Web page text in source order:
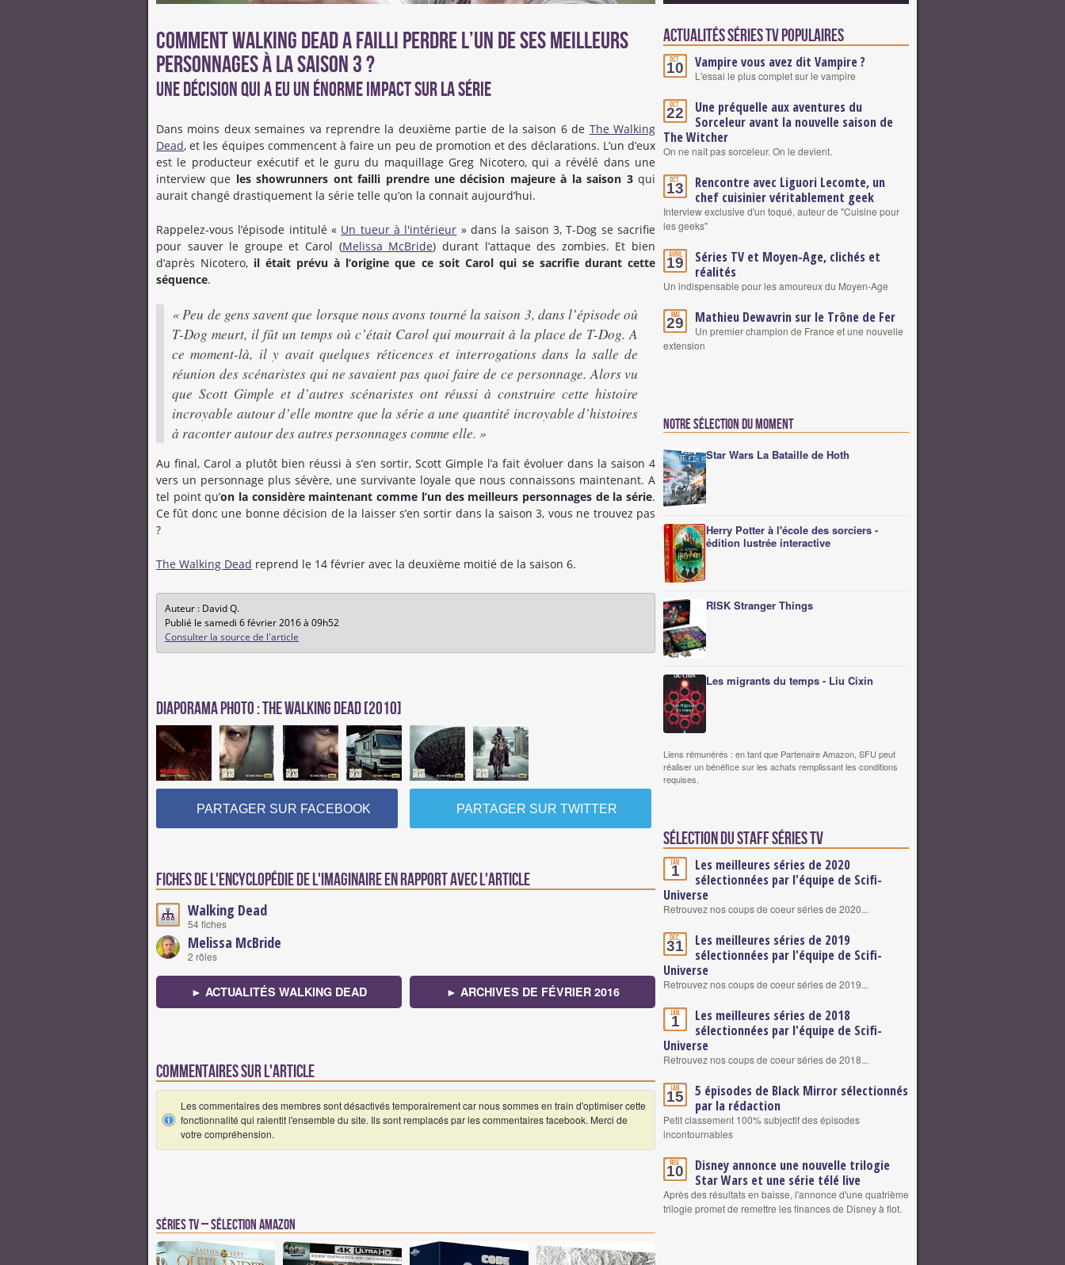
Comment Walking Dead a failli perdre l’un de ses meilleurs
personnages à la saison 3 ?
Une décision qui a eu un énorme impact sur la série
Dans moins deux semaines va reprendre la deuxième partie de la saison 6 de The Walking
Dead, et les équipes commencent à faire un peu de promotion et des déclarations. L’un d’eux
est le producteur exécutif et le guru du maquillage Greg Nicotero, qui a révélé dans une
interview que les showrunners ont failli prendre une décision majeure à la saison 3qui
aurait changé drastiquement la série telle qu’on la connait aujourd’hui.
Rappelez-vous l’épisode intitulé « Un tueur à l'intérieur » dans la saison 3, T-Dog se sacrifie
pour sauver le groupe et Carol (Melissa McBride) durant l’attaque des zombies. Et bien
d’après Nicotero, il était prévu à l’origine que ce soit Carol qui se sacrifie durant cette
séquence.
« Peu de gens savent que lorsque nous avons tourné la saison 3, dans l’épisode où
T-Dog meurt, il fût un temps où c’était Carol qui mourrait à la place de T-Dog. A
ce moment-là, il y avait quelques réticences et interrogations dans la salle de
réunion des scénaristes qui ne savaient pas quoi faire de ce personnage. Alors vu
que Scott Gimple et d’autres scénaristes ont réussi à construire cette histoire
incroyable autour d’elle montre que la série a une quantité incroyable d’histoires
à raconter autour des autres personnages comme elle. »
Au final, Carol a plutôt bien réussi à s’en sortir, Scott Gimple l’a fait évoluer dans la saison 4
vers un personnage plus sévère, une survivante loyale que nous connaissons maintenant. A
tel point qu’on la considère maintenant comme l’un des meilleurs personnages de la série.
Ce fût donc une bonne décision de la laisser s’en sortir dans la saison 3, vous ne trouvez pas
?
The Walking Dead reprend le 14 février avec la deuxième moitié de la saison 6.
Auteur : David Q.
Publié le samedi 6 février 2016 à 09h52
Consulter la source de l'article
Diaporama photo : The Walking Dead [2010]
PARTAGER SUR FACEBOOK PARTAGER SUR TWITTER
Fiches de l'encyclopédie de l'imaginaire en rapport avec l'article
Walking Dead
54 fiches
Melissa McBride
2 rôles
► ACTUALITÉS WALKING DEAD ► ARCHIVES DE FÉVRIER 2016
Commentaires sur l'article
Les commentaires des membres sont désactivés temporairement car nous sommes en train d'optimiser cette
fonctionnalité qui ralentit l'ensemble du site. Ils sont remplacés par les commentaires facebook. Merci de
votre compréhension.
Séries TV – Sélection Amazon
Actualités Séries TV populaires
Oct.
10 Vampire vous avez dit Vampire ?
L'essai le plus complet sur le vampire
Oct.
22
Une préquelle aux aventures du
Sorceleur avant la nouvelle saison de
The Witcher
On ne naît pas sorceleur. On le devient.
Oct.
13
Rencontre avec Liguori Lecomte, un
chef cuisinier véritablement geek
Interview exclusive d'un toqué, auteur de "Cuisine pour
les geeks"
Avril
19
Séries TV et Moyen-Age, clichés et
réalités
Un indispensable pour les amoureux du Moyen-Age
Mai
29 Mathieu Dewavrin sur le Trône de Fer
Un premier champion de France et une nouvelle
extension
Notre sélection du moment
Star Wars La Bataille de Hoth
Herry Potter à l'école des sorciers -
édition lustrée interactive
RISK Stranger Things
Les migrants du temps - Liu Cixin
Liens rémunérés : en tant que Partenaire Amazon, SFU peut
réaliser un bénéfice sur les achats remplissant les conditions
requises.
Sélection du staff Séries TV
Jan.
1
Les meilleures séries de 2020
sélectionnées par l'équipe de Scifi-
Universe
Retrouvez nos coups de coeur séries de 2020...
Déc.
31
Les meilleures séries de 2019
sélectionnées par l'équipe de Scifi-
Universe
Retrouvez nos coups de coeur séries de 2019...
Jan.
1
Les meilleures séries de 2018
sélectionnées par l'équipe de Scifi-
Universe
Retrouvez nos coups de coeur séries de 2018...
Jan.
15
5 épisodes de Black Mirror sélectionnés
par la rédaction
Petit classement 100% subjectif des épisodes
incontournables
Nov.
10
Disney annonce une nouvelle trilogie
Star Wars et une série télé live
Après des résultats en baisse, l'annonce d'une quatrième
trilogie promet de remettre les finances de Disney à flot.